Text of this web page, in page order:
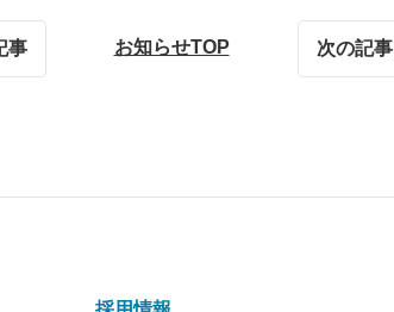
事 お知らせTOP 次の記事